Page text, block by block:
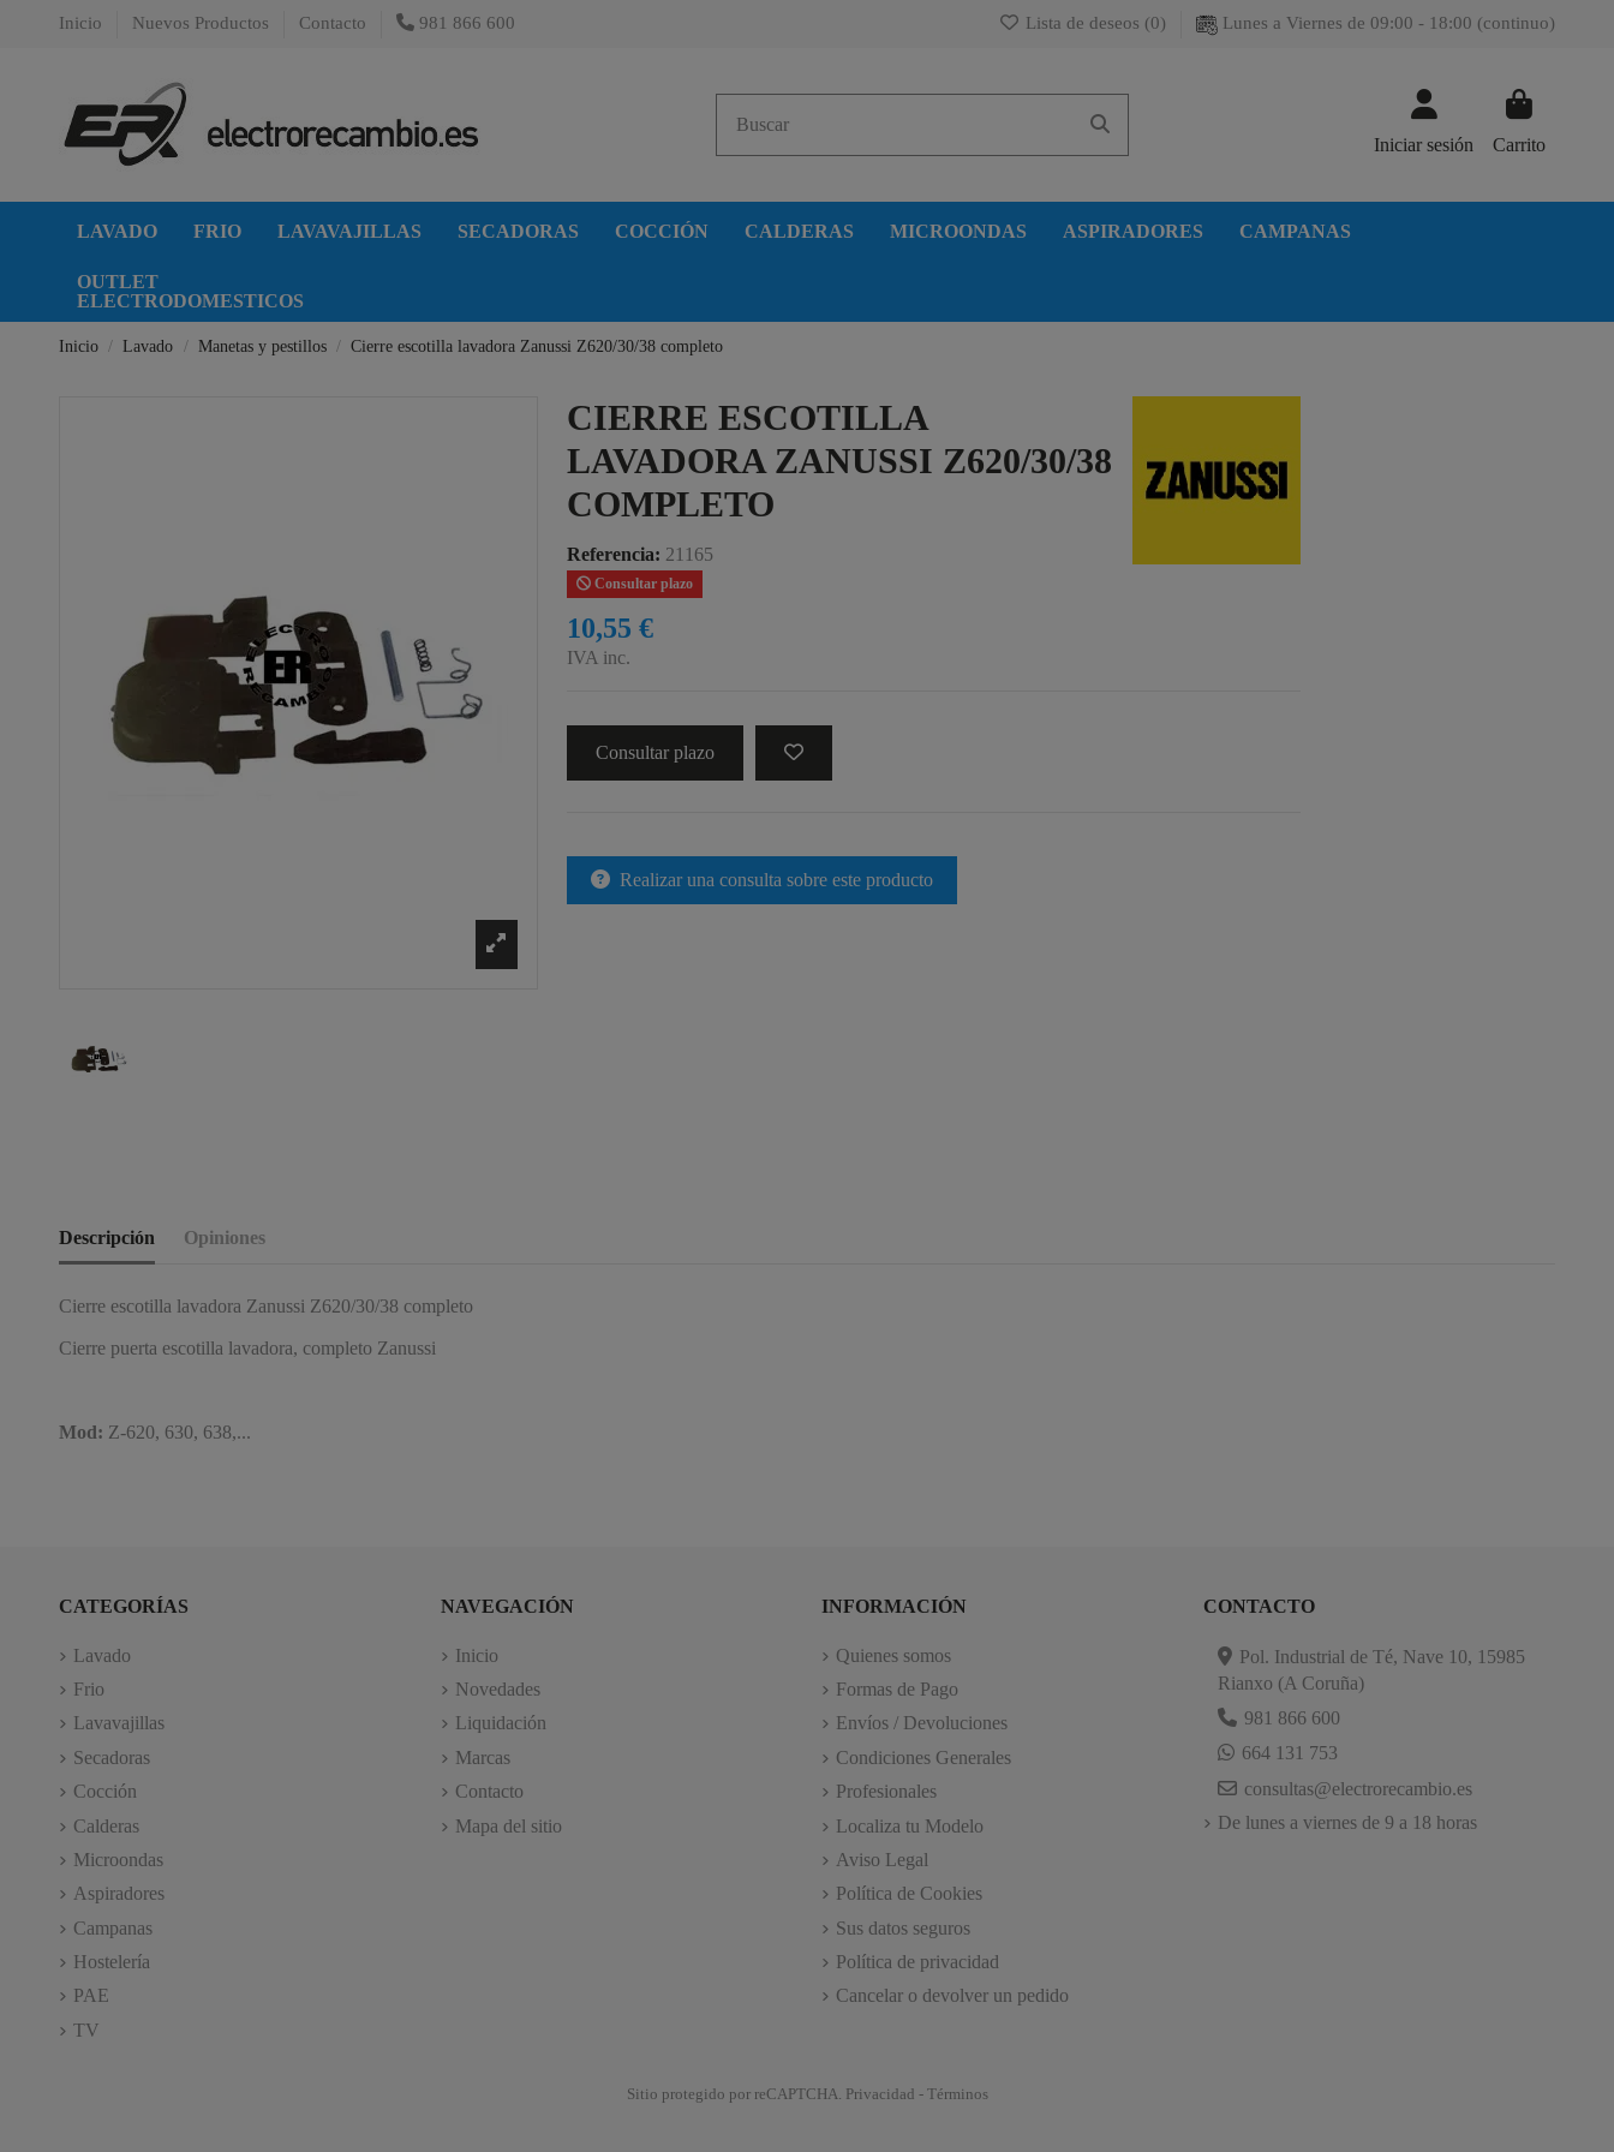
Inicio Nuevos Productos Contacto 981 866 600 Lista de deseos (0) Lunes a Viernes de 09:00 - 18:00 (continuo)
Iniciar sesión Carrito
LAVADO FRIO LAVAVAJILLAS SECADORAS COCCIÓN CALDERAS MICROONDAS ASPIRADORES CAMPANAS
OUTLET
ELECTRODOMESTICOS
Inicio Lavado Manetas y pestillos Cierre escotilla lavadora Zanussi Z620/30/38 completo
CIERRE ESCOTILLA
LAVADORA ZANUSSI Z620/30/38
COMPLETO
Referencia: 21165
Consultar plazo
10,55 €
IVA inc.
Consultar plazo
Realizar una consulta sobre este producto
Descripción Opiniones
Cierre escotilla lavadora Zanussi Z620/30/38 completo
Cierre puerta escotilla lavadora, completo Zanussi
Mod: Z-620, 630, 638,...
CATEGORÍAS
Lavado
Frio
Lavavajillas
Secadoras
Cocción
Calderas
Microondas
Aspiradores
Campanas
Hostelería
PAE
TV
NAVEGACIÓN
Inicio
Novedades
Liquidación
Marcas
Contacto
Mapa del sitio
INFORMACIÓN
Quienes somos
Formas de Pago
Envíos / Devoluciones
Condiciones Generales
Profesionales
Localiza tu Modelo
Aviso Legal
Política de Cookies
Sus datos seguros
Política de privacidad
Cancelar o devolver un pedido
CONTACTO
Pol. Industrial de Té, Nave 10, 15985
Rianxo (A Coruña)
981 866 600
664 131 753
consultas@electrorecambio.es
De lunes a viernes de 9 a 18 horas
Sitio protegido por reCAPTCHA. Privacidad - Términos